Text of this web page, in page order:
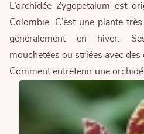
L’orchidée Zygopetalum est
Colombie. C’est une plante
généralement en hiver.
mouchetées ou striées avec
Comment entretenir une